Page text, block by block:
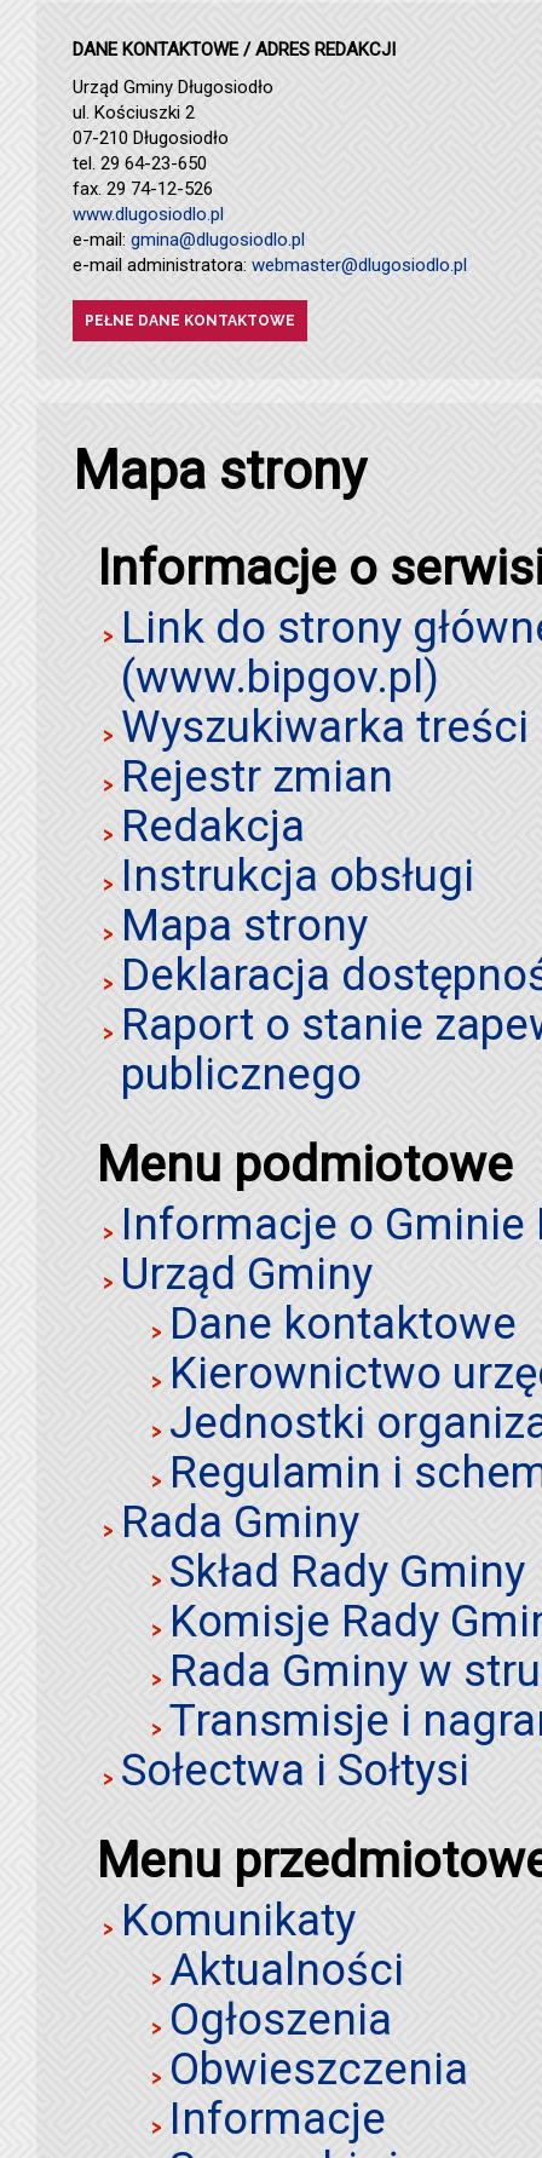
DANE KONTAKTOWE / ADRES REDAKCJI
Urząd Gminy Długosiodło
ul. Kościuszki 2
07-210 Długosiodło
tel. 29 64-23-650
fax. 29 74-12-526
www.dlugosiodlo.pl
e-mail: gmina@dlugosiodlo.pl
e-mail administratora: webmaster@dlugosiodlo.pl
PEŁNE DANE KONTAKTOWE
Mapa strony
Informacje o
Link do strony
(www.bipgov.pl)
Wyszukiwarka
Rejestr zmian
Redakcja
Instrukcja obsługi
Mapa strony
Deklaracja
Raport o stanie
publicznego
Menu podmiotowe
Informacje o Gminie
Urząd Gminy
Dane kontaktowe
Kierownictwo
Jednostki
Regulamin i
Rada Gminy
Skład Rady Gminy
Komisje Rady
Rada Gminy w
Transmisje i
Sołectwa i Sołtysi
Menu
Komunikaty
Aktualności
Ogłoszenia
Obwieszczenia
Informacje